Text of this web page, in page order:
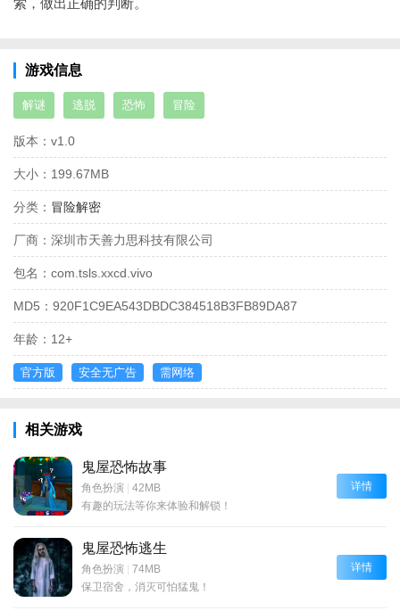
索，做出正确的判断。
游戏信息
解谜 逃脱 恐怖 冒险
版本： v1.0
大小： 199.67MB
分类： 冒险解密
厂商： 深圳市天善力思科技有限公司
包名： com.tsls.xxcd.vivo
MD5： 920F1C9EA543DBDC384518B3FB89DA87
年龄： 12+
官方版 安全无广告 需网络
相关游戏
鬼屋恐怖故事
角色扮演 | 42MB
有趣的玩法等你来体验和解锁！
详情
鬼屋恐怖逃生
角色扮演 | 74MB
保卫宿舍，消灭可怕猛鬼！
详情